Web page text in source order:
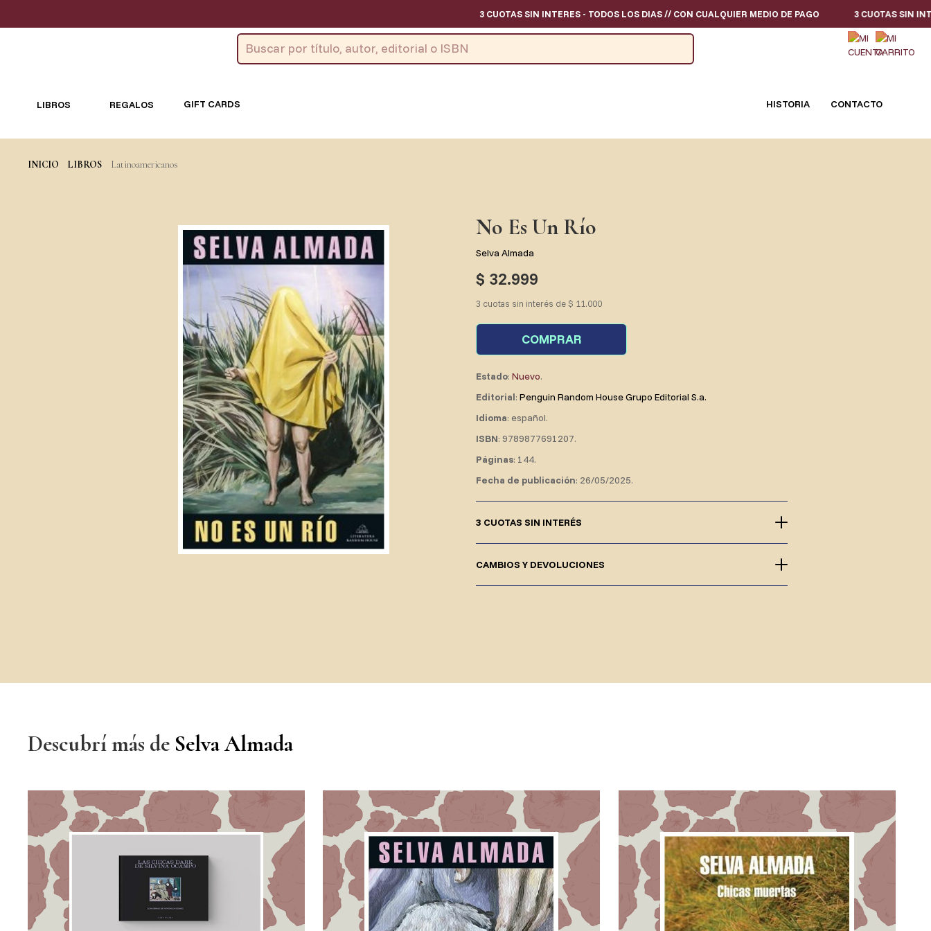
3 CUOTAS SIN INTERES - TODOS LOS DIAS // CON CUALQUIER MEDIO DE PAGO 3 CUOTAS SIN INTERES -
LIBROS REGALOS GIFT CARDS HISTORIA CONTACTO
INICIO LIBROS Latinoamericanos
No Es Un Río
Selva Almada
$ 32.999
3 cuotas sin interés de $ 11.000
COMPRAR
Estado: Nuevo.
Editorial: Penguin Random House Grupo Editorial S.a.
Idioma: español.
ISBN: 9789877691207.
Páginas: 144.
Fecha de publicación: 26/05/2025.
3 CUOTAS SIN INTERÉS
CAMBIOS Y DEVOLUCIONES
Descubrí más de Selva Almada